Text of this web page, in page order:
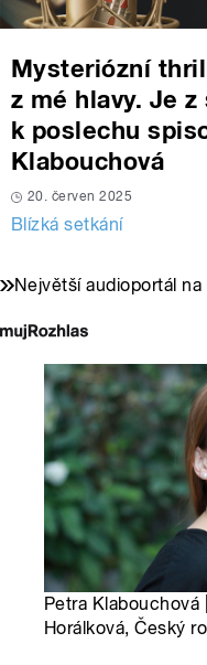
Mysteriózní
z mé hlavy. Je
k poslechu
Klabouchová
20. červen 2025
Blízká setkání
Největší audioportál
Petra Klabouchová
Horálková, Český